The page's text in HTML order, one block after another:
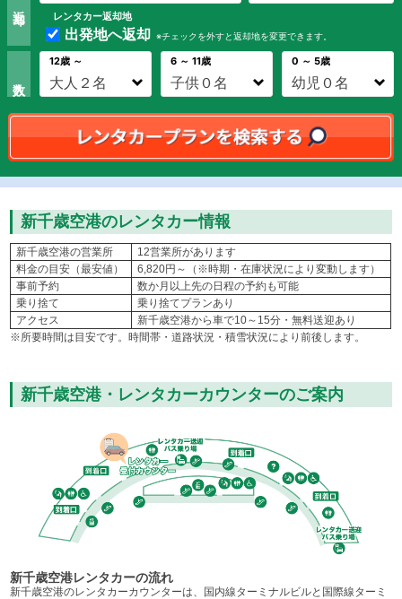
レンタカー返却地
出発地へ返却 ※チェックを外すと返却地を変更できます。
12歳 ～ 6 ～ 11歳 0 ～ 5歳
新千歳空港のレンタカー情報
新千歳空港の営業所
12営業所があります
料金の目安（最安値）
6,820円～（※時期・在庫状況により変動します）
事前予約
数か月以上先の日程の予約も可能
乗り捨て
乗り捨てプランあり
アクセス
新千歳空港から車で10～15分・無料送迎あり
※所要時間は目安です。時間帯・道路状況・積雪状況により前後します。
新千歳空港・レンタカーカウンターのご案内
新千歳空港レンタカーの流れ
新千歳空港のレンタカーカウンターは、国内線ターミナルビルと国際線ターミ